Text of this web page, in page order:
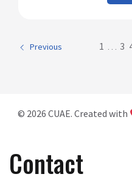
Previous 1 … 3
© 2026 CUAE. Created with
Contact